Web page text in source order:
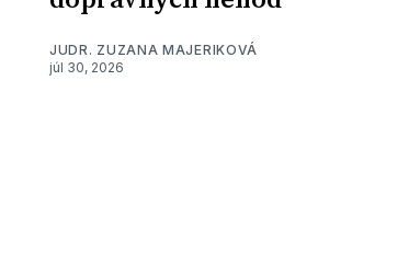
JUDR. ZUZANA MAJERIKOVÁ
júl 30, 2026